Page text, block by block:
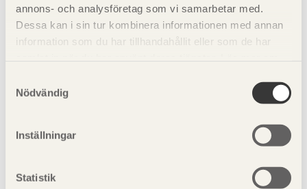
annons- och analysföretag som vi samarbetar med.
Dessa kan i sin tur kombinera informationen med annan
information som du har tillhandahållit eller som de har
Nödvändig
Inställningar
Statistik
stegljudsvärdena är framtagna utifrån beräkningar enligt
mjukvaran SEAWOOD som delvis kalibrerats mot
laboratoriemätningar på 115 och 190 mm tjocka plattor,